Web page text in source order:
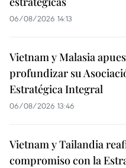
06/08/2026 14:13
Vietnam y Malasia
profundizar su
Estratégica Integral
06/08/2026 13:46
Vietnam y Tailandia
compromiso con la